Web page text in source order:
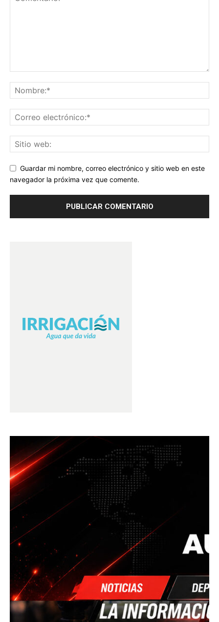
Guardar mi nombre, correo electrónico y sitio web en este
navegador la próxima vez que comente.